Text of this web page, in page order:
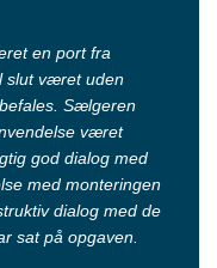
en port fra
slut været uden
Sælgeren
været
god dialog med
med monteringen
dialog med de
sat på opgaven.